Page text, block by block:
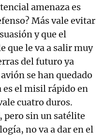
amenaza es
Más vale evitar
y que el
que le va a salir muy
del futuro ya
se han quedado
es el misil rápido en
cuatro duros.
pero sin un satélite
no va a dar en el